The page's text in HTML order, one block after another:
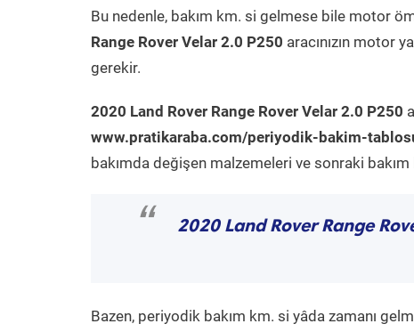
Bu nedenle, bakım km. si gelmese bile motor
Range Rover Velar 2.0 P250 aracınızın motor
gerekir.
2020 Land Rover Range Rover Velar 2.0 P250
www.pratikaraba.com/periyodik-bakim-
bakımda değişen malzemeleri ve sonraki
“ 2020 Land Rover Range
Bazen, periyodik bakım km. si yâda zamanı